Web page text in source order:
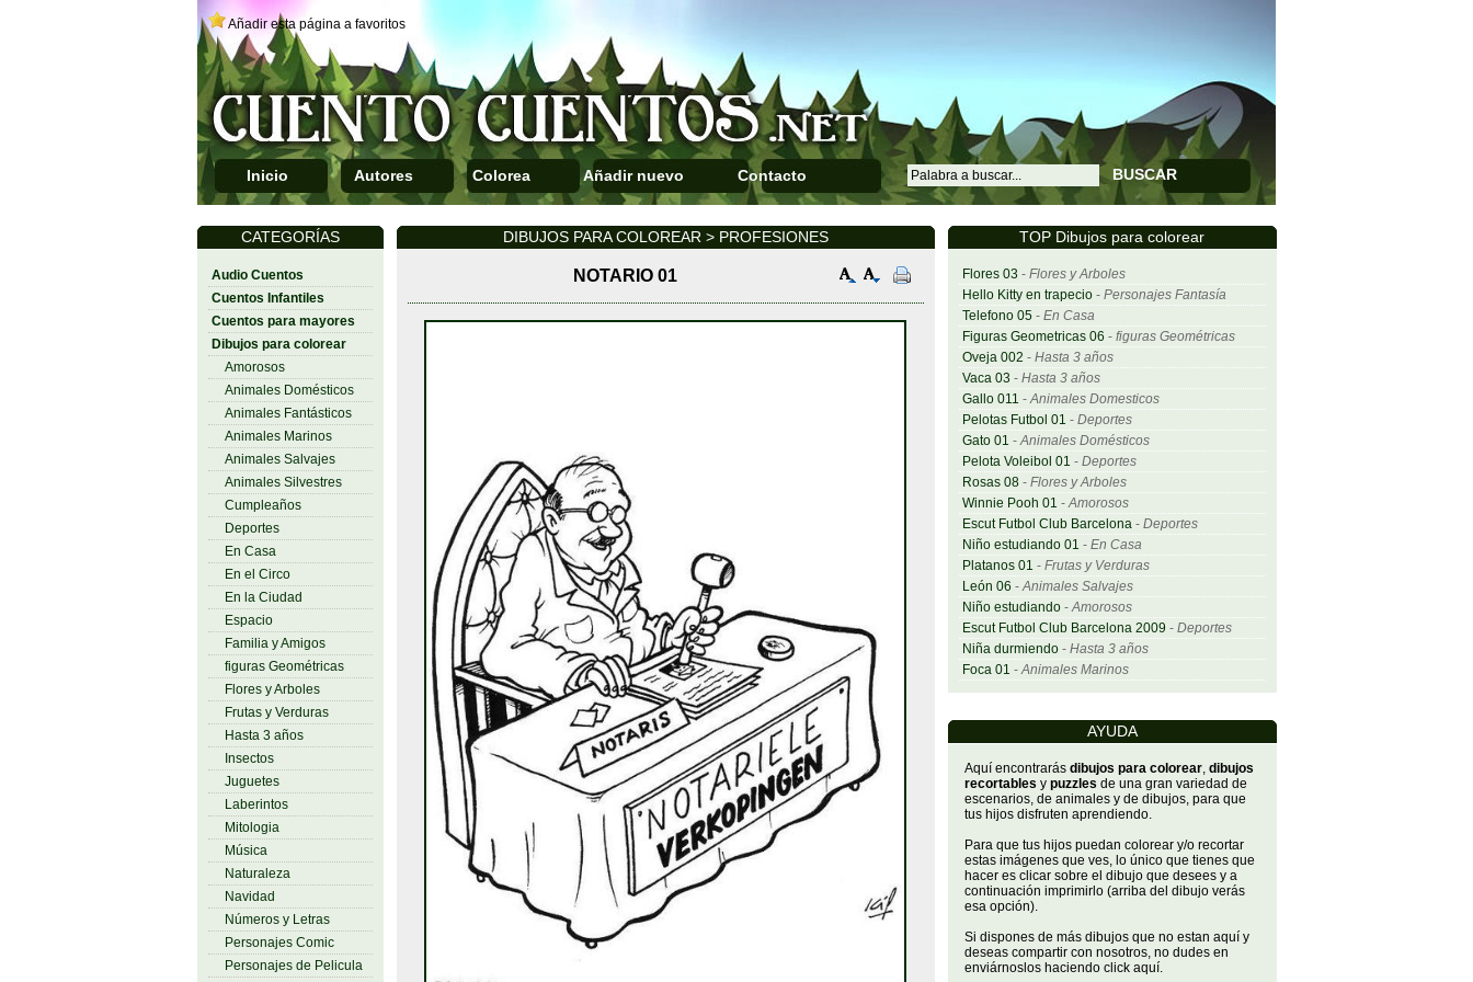
Añadir esta página a favoritos
Inicio Autores Colorea Añadir nuevo Contacto BUSCAR
TOP Dibujos para colorear
Flores 03 - Flores y Arboles
Hello Kitty en trapecio- Personajes Fantasía
Telefono 05- En Casa
Figuras Geometricas 06 - figuras Geométricas
Oveja 002 - Hasta 3 años
Vaca 03 - Hasta 3 años
Gallo 011 -Animales Domesticos
Pelotas Futbol 01 - Deportes
Gato 01 -Animales Domésticos
Pelota Voleibol 01 - Deportes
Rosas 08- Flores y Arboles
Winnie Pooh 01 -Amorosos
Escut Futbol Club Barcelona- Deportes
Niño estudiando 01 - En Casa
Platanos 01 - Frutas y Verduras
León 06 -Animales Salvajes
Niño estudiando-Amorosos
Escut Futbol Club Barcelona 2009 - Deportes
Niña durmiendo- Hasta 3 años
Foca 01 -Animales Marinos
AYUDA
Aquí encontrarás dibujos para colorear, dibujos
recortables y puzzles de una gran variedad de
escenarios, de animales y de dibujos, para que
tus hijos disfruten aprendiendo.
Para que tus hijos puedan colorear y/o recortar
estas imágenes que ves, lo único que tienes que
hacer es clicar sobre el dibujo que desees y a
continuación imprimirlo (arriba del dibujo verás
esa opción).
Si dispones de más dibujos que no estan aquí y
deseas compartir con nosotros, no dudes en
enviárnoslos haciendo click aquí.
CATEGORÍAS
Audio Cuentos
Cuentos Infantiles
Cuentos para mayores
Dibujos para colorear
Amorosos
Animales Domésticos
Animales Fantásticos
Animales Marinos
Animales Salvajes
Animales Silvestres
Cumpleaños
Deportes
En Casa
En el Circo
En la Ciudad
Espacio
Familia y Amigos
figuras Geométricas
Flores y Arboles
Frutas y Verduras
Hasta 3 años
Insectos
Juguetes
Laberintos
Mitologia
Música
Naturaleza
Navidad
Números y Letras
Personajes Comic
Personajes de Pelicula
DIBUJOS PARA COLOREAR > PROFESIONES
NOTARIO 01